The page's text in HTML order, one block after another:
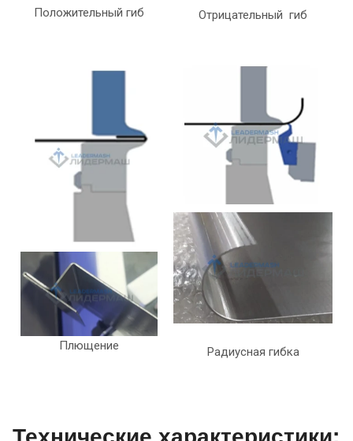
Положительный гиб Отрицательный гиб
Плющение Радиусная гибка